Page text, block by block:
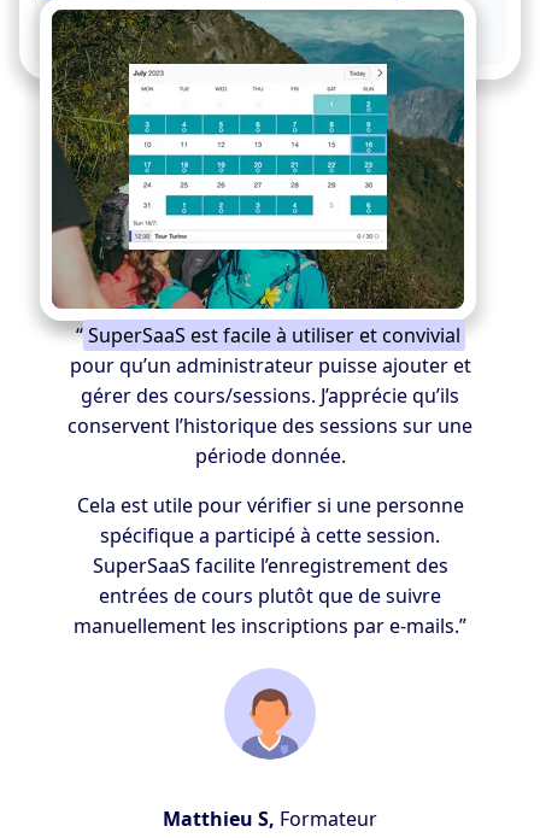
“ SuperSaaS est facile à utiliser et convivial
pour qu’un administrateur puisse ajouter et
gérer des cours/sessions. J’apprécie qu’ils
conservent l’historique des sessions sur une
période donnée.
Cela est utile pour vérifier si une personne
spécifique a participé à cette session.
SuperSaaS facilite l’enregistrement des
entrées de cours plutôt que de suivre
manuellement les inscriptions par e-mails.”
Matthieu S, Formateur